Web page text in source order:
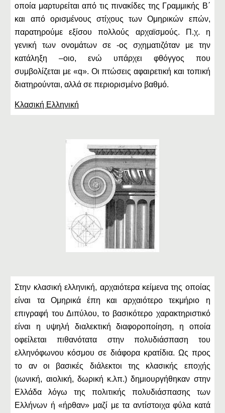
οποία μαρτυρείται από τις πινακίδες της Γραμμικής Β΄
και από ορισμένους στίχους των Ομηρικών επών,
παρατηρούμε εξίσου πολλούς αρχαϊσμούς. Π.χ. η
γενική των ονομάτων σε -ος σχηματιζόταν με την
κατάληξη –οιο, ενώ υπάρχει φθόγγος που
συμβολίζεται με «q». Οι πτώσεις αφαιρετική και τοπική
διατηρούνται, αλλά σε περιορισμένο βαθμό.
Κλασική Ελληνική
Στην κλασική ελληνική, αρχαιότερα κείμενα της οποίας
είναι τα Ομηρικά έπη και αρχαιότερο τεκμήριο η
επιγραφή του Διπύλου, το βασικότερο χαρακτηριστικό
είναι η υψηλή διαλεκτική διαφοροποίηση, η οποία
οφείλεται πιθανότατα στην πολυδιάσπαση του
ελληνόφωνου κόσμου σε διάφορα κρατίδια. Ως προς
το αν οι βασικές διάλεκτοι της κλασικής εποχής
(ιωνική, αιολική, δωρική κ.λπ.) δημιουργήθηκαν στην
Ελλάδα λόγω της πολιτικής πολυδιάσπασης των
Ελλήνων ή «ήρθαν» μαζί με τα αντίστοιχα φύλα κατά